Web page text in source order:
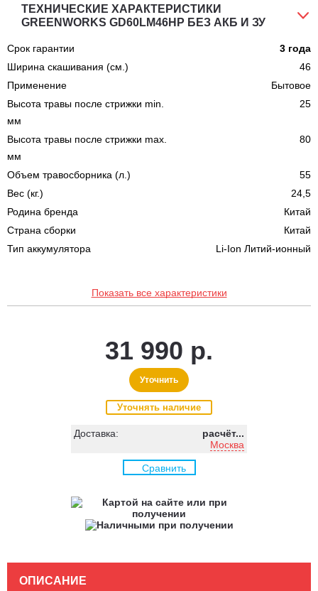
ТЕХНИЧЕСКИЕ ХАРАКТЕРИСТИКИ
GREENWORKS GD60LM46HP БЕЗ АКБ И ЗУ
Срок гарантии
3 года
Ширина скашивания (см.)
46
Применение
Бытовое
Высота травы после стрижки min.
мм
25
Высота травы после стрижки max.
мм
80
Объем травосборника (л.)
55
Вес (кг.)
24,5
Родина бренда
Китай
Страна сборки
Китай
Тип аккумулятора
Li-Ion Литий-ионный
Показать все характеристики
31 990 р.
Уточнить
Уточнять наличие
Доставка:
расчёт...
Москва
Сравнить
ОПИСАНИЕ